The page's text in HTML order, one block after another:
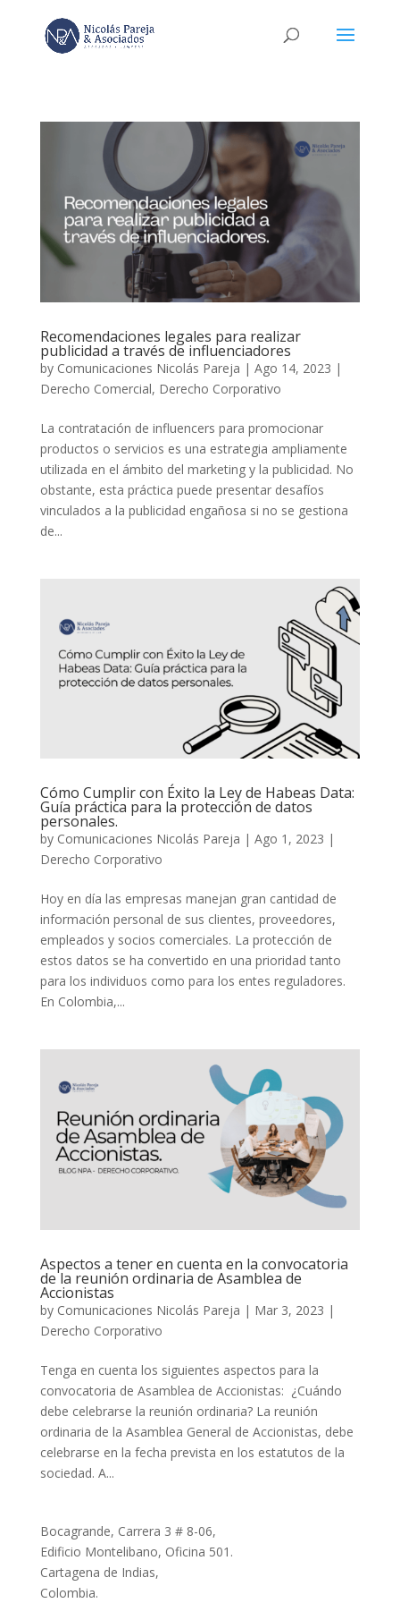
Recomendaciones legales para realizar
publicidad a través de influenciadores
by Comunicaciones Nicolás Pareja | Ago 14, 2023 |
Derecho Comercial, Derecho Corporativo
La contratación de influencers para promocionar
productos o servicios es una estrategia ampliamente
utilizada en el ámbito del marketing y la publicidad. No
obstante, esta práctica puede presentar desafíos
vinculados a la publicidad engañosa si no se gestiona
de...
Cómo Cumplir con Éxito la Ley de Habeas Data:
Guía práctica para la protección de datos
personales.
by Comunicaciones Nicolás Pareja | Ago 1, 2023 |
Derecho Corporativo
Hoy en día las empresas manejan gran cantidad de
información personal de sus clientes, proveedores,
empleados y socios comerciales. La protección de
estos datos se ha convertido en una prioridad tanto
para los individuos como para los entes reguladores.
En Colombia,...
Aspectos a tener en cuenta en la convocatoria
de la reunión ordinaria de Asamblea de
Accionistas
by Comunicaciones Nicolás Pareja | Mar 3, 2023 |
Derecho Corporativo
Tenga en cuenta los siguientes aspectos para la
convocatoria de Asamblea de Accionistas: ¿Cuándo
debe celebrarse la reunión ordinaria? La reunión
ordinaria de la Asamblea General de Accionistas, debe
celebrarse en la fecha prevista en los estatutos de la
sociedad. A...
Bocagrande, Carrera 3 # 8-06,
Edificio Montelibano, Oficina 501.
Cartagena de Indias,
Colombia.